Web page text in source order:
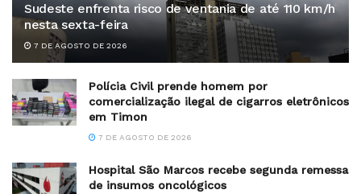
Sudeste enfrenta risco de ventania de até 110 km/h
nesta sexta-feira
7 DE AGOSTO DE 2026
Polícia Civil prende homem por
comercialização ilegal de cigarros eletrônicos
em Timon
7 DE AGOSTO DE 2026
Hospital São Marcos recebe segunda remessa
de insumos oncológicos